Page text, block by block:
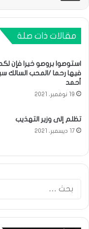
مقالات ذات صلة
استوصوا بروصو خيرا فإن
فيها رحما /المحب السالك
أحمد
19 نوفمبر، 2021
تظلم إلى وزير التهذيب
17 ديسمبر، 2021